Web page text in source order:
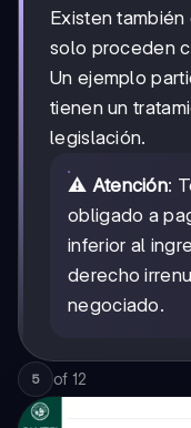
Existen
solo proceden
Un ejemplo
tienen un
legislación.
⚠️ Atención:
obligado a
inferior al
derecho
negociado.
5 of 12